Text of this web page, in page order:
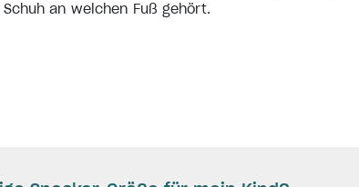
an welchen Fuß gehört.